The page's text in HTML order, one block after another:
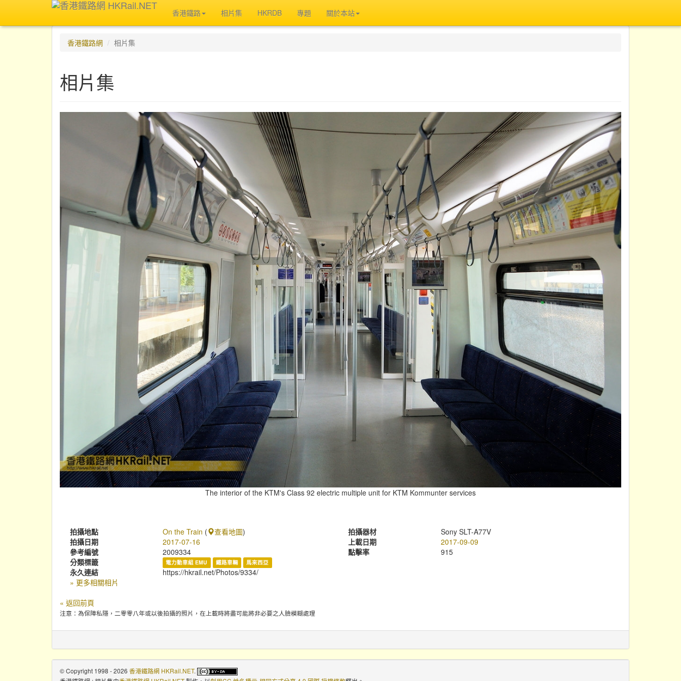
香港鐵路 相片集 HKRDB 專題 關於本站
香港鐵路網 相片集
相片集
The interior of the KTM's Class 92 electric multiple unit for KTM Kommunter services
拍攝地點 On the Train ( 查看地圖) 拍攝器材
Sony SLT-A77V
拍攝日期
2017-07-16 上載日期
2017-09-09
參考編號
2009334 點擊率
915
分類標籤
電力動車組 EMU 鐵路車輛 馬來西亞
永久連結
https://hkrail.net/Photos/9334/
» 更多相關相片
« 返回前頁
注意：為保障私隱，二零零八年或以後拍攝的照片，在上載時將盡可能將非必要之人臉模糊處理
© Copyright 1998 - 2026 香港鐵路網 HKRail.NET.